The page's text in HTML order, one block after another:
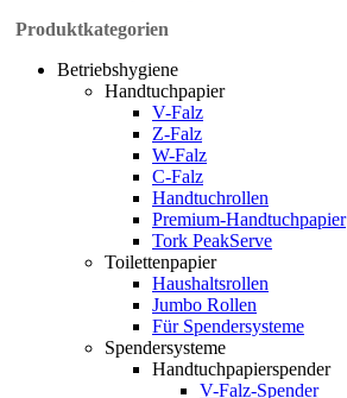
Produktkategorien
Betriebshygiene
Handtuchpapier
V-Falz
Z-Falz
W-Falz
C-Falz
Handtuchrollen
Premium-Handtuchpapier
Tork PeakServe
Toilettenpapier
Haushaltsrollen
Jumbo Rollen
Für Spendersysteme
Spendersysteme
Handtuchpapierspender
V-Falz-Spender